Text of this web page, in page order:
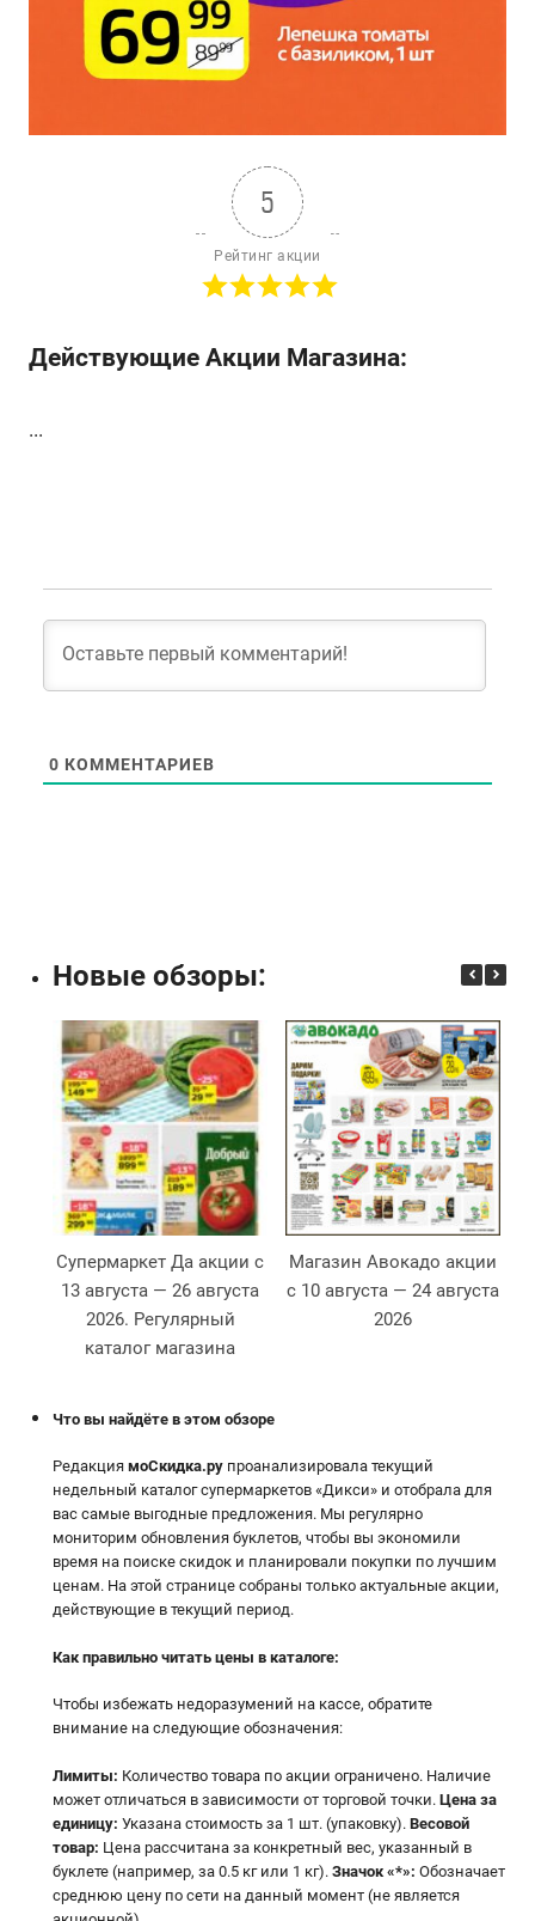
5
Рейтинг акции
Действующие Акции Магазина:
...
0 КОММЕНТАРИЕВ
Новые обзоры:
Супермаркет Да акции с
13 августа — 26 августа
2026. Регулярный
каталог магазина
Магазин Авокадо акции
с 10 августа — 24 августа
2026
Что вы найдёте в этом обзоре
Редакция моСкидка.ру проанализировала текущий
недельный каталог супермаркетов «Дикси» и отобрала для
вас самые выгодные предложения. Мы регулярно
мониторим обновления буклетов, чтобы вы экономили
время на поиске скидок и планировали покупки по лучшим
ценам. На этой странице собраны только актуальные акции,
действующие в текущий период.
Как правильно читать цены в каталоге:
Чтобы избежать недоразумений на кассе, обратите
внимание на следующие обозначения:
Лимиты: Количество товара по акции ограничено. Наличие
может отличаться в зависимости от торговой точки. Цена за
единицу: Указана стоимость за 1 шт. (упаковку). Весовой
товар: Цена рассчитана за конкретный вес, указанный в
буклете (например, за 0.5 кг или 1 кг). Значок «*»: Обозначает
среднюю цену по сети на данный момент (не является